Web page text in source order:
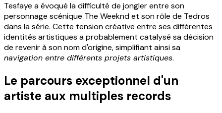
Tesfaye a évoqué la difficulté de jongler entre son
personnage scénique The Weeknd et son rôle de Tedros
dans la série. Cette tension créative entre ses différentes
identités artistiques a probablement catalysé sa décision
de revenir à son nom d'origine, simplifiant ainsi sa
navigation entre différents projets artistiques.
Le parcours exceptionnel d'un
artiste aux multiples records